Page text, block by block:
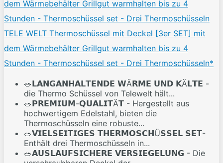
TELE WELT Thermoschüssel mit Deckel [3er SET] mit
dem Wärmebehälter Grillgut warmhalten bis zu 4
Stunden - Thermoschüssel set - Drei Thermoschüsseln*
🥗𝗟𝗔𝗡𝗚𝗔𝗡𝗛𝗔𝗟𝗧𝗘𝗡𝗗𝗘 𝗪Ä𝗥𝗠𝗘 𝗨𝗡𝗗 𝗞Ä𝗟𝗧𝗘 -
die Thermo Schüssel von Telewelt hält...
🥗𝗣𝗥𝗘𝗠𝗜𝗨𝗠-𝗤𝗨𝗔𝗟𝗜𝗧Ä𝗧 - Hergestellt aus
hochwertigem Edelstahl, bieten die
Thermoschüsseln eine robuste...
🥗𝗩𝗜𝗘𝗟𝗦𝗘𝗜𝗧𝗜𝗚𝗘𝗦 𝗧𝗛𝗘𝗥𝗠𝗢𝗦𝗖𝗛Ü𝗦𝗦𝗘𝗟 𝗦𝗘𝗧-
Enthält drei Thermoschüsseln in...
🥗𝗔𝗨𝗦𝗟𝗔𝗨𝗙𝗦𝗜𝗖𝗛𝗘𝗥𝗘 𝗩𝗘𝗥𝗦𝗜𝗘𝗚𝗘𝗟𝗨𝗡𝗚 - Die